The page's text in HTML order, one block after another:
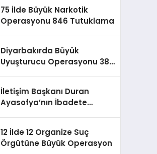
75 İlde Büyük Narkotik
Operasyonu 846 Tutuklama
Diyarbakırda Büyük
Uyuşturucu Operasyonu 387
İletişim Başkanı Duran
Ayasofya’nın İbadete
12 İlde 12 Organize Suç
Örgütüne Büyük Operasyon